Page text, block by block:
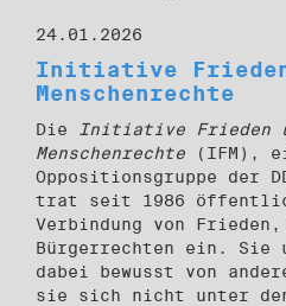
24.01.2026
Initiative
Menschenrechte
Die
Initiative Frieden
Menschenrechte (IFM),
Oppositionsgruppe der
trat seit 1986
Verbindung von Frieden,
Bürgerrechten ein. Sie
dabei bewusst von
sie sich nicht unter